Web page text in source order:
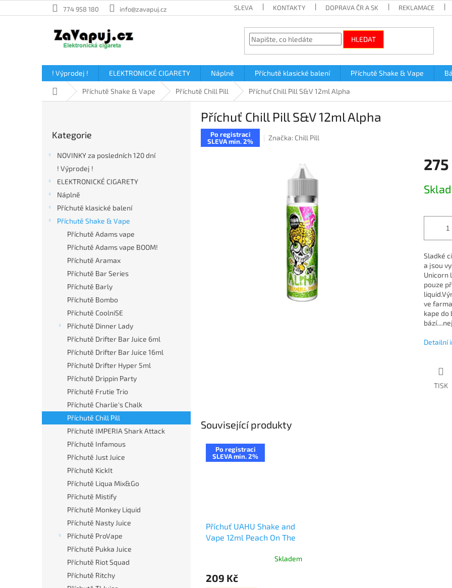
na
774 958 180 info@zavapuj.cz SLEVA KONTAKTY DOPRAVA ČR A SK REKLAMACE
HLEDAT
! Výprodej ! ELEKTRONICKÉ CIGARETY Náplně Příchutě klasické balení Příchutě Shake & Vape
Domů Příchutě Shake & Vape Příchutě Chill Pill Příchuť Chill Pill S&V 12ml Alpha
kategorie
Kategorie
NOVINKY za posledních 120 dní
! Výprodej !
ELEKTRONICKÉ CIGARETY
Náplně
Příchutě klasické balení
Příchutě Shake & Vape
Příchutě Adams vape
Příchutě Adams vape BOOM!
Příchutě Aramax
Příchutě Bar Series
Příchutě Barly
Příchutě Bombo
Příchutě CoolniSE
Příchutě Dinner Lady
Příchutě Drifter Bar Juice 6ml
Příchutě Drifter Bar Juice 16ml
Příchutě Drifter Hyper 5ml
Příchutě Drippin Party
Příchutě Frutie Trio
Příchutě Charlie's Chalk
Příchutě Chill Pill
Příchutě IMPERIA Shark Attack
Příchutě Infamous
Příchutě Just Juice
Příchutě KickIt
Příchutě Liqua Mix&Go
Příchutě Mistify
Příchutě Monkey Liquid
Příchutě Nasty Juice
Příchutě ProVape
Příchutě Pukka Juice
Příchutě Riot Squad
Příchutě Ritchy
Příchuť Chill Pill S&V 12ml Alpha
Po registraci
SLEVA min. 2%
Značka: Chill Pill
275
cena:
Sladké
a jsou
Unicorn
pouze
ve
kape do
Detailní
TISK
Související produkty
Po registraci
SLEVA min. 2%
Příchuť UAHU Shake and
Vape 12ml Peach On The
Skladem
209 Kč